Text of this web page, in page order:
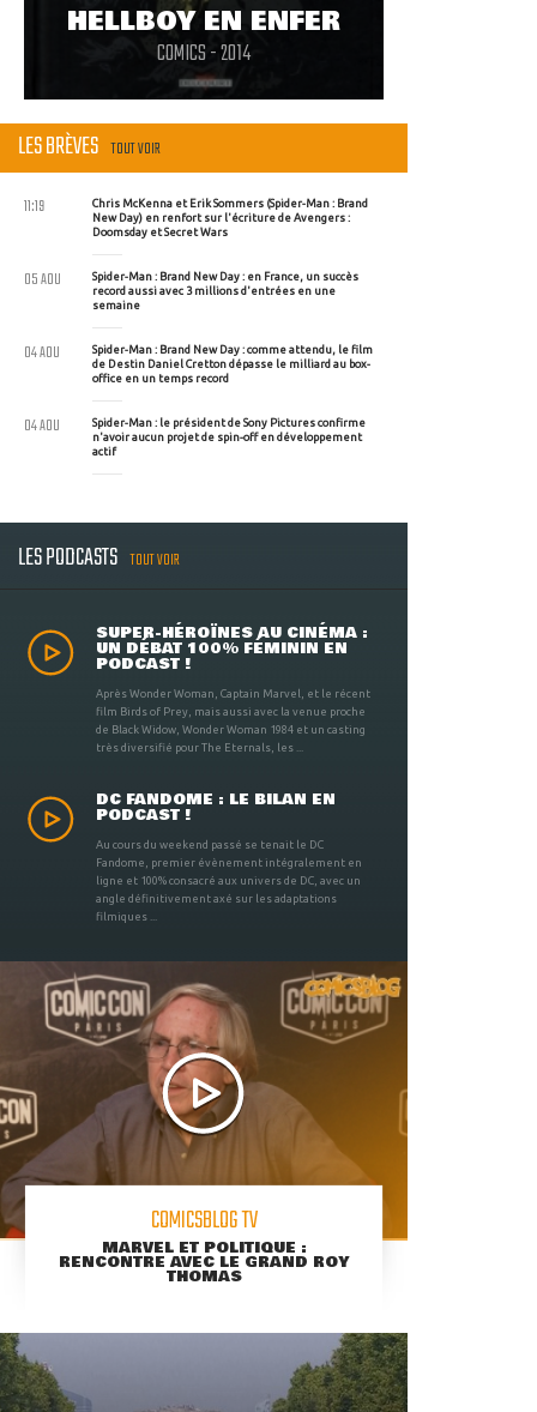
HELLBOY EN ENFER
COMICS - 2014
LES BRÈVES TOUT VOIR
Chris McKenna et Erik Sommers (Spider-Man : Brand
New Day) en renfort sur l'écriture de Avengers :
Doomsday et Secret Wars
11:19
Spider-Man : Brand New Day : en France, un succès
record aussi avec 3 millions d'entrées en une
semaine
05 AOU
Spider-Man : Brand New Day : comme attendu, le film
de Destin Daniel Cretton dépasse le milliard au box-
office en un temps record
04 AOU
Spider-Man : le président de Sony Pictures confirme
n'avoir aucun projet de spin-off en développement
actif
04 AOU
LES PODCASTS TOUT VOIR
SUPER-HÉROÏNES AU CINÉMA :
UN DÉBAT 100% FÉMININ EN
PODCAST !
Après Wonder Woman, Captain Marvel, et le récent
film Birds of Prey, mais aussi avec la venue proche
de Black Widow, Wonder Woman 1984 et un casting
très diversifié pour The Eternals, les ...
DC FANDOME : LE BILAN EN
PODCAST !
Au cours du weekend passé se tenait le DC
Fandome, premier évènement intégralement en
ligne et 100% consacré aux univers de DC, avec un
angle définitivement axé sur les adaptations
filmiques ...
COMICSBLOG TV
MARVEL ET POLITIQUE :
RENCONTRE AVEC LE GRAND ROY
THOMAS